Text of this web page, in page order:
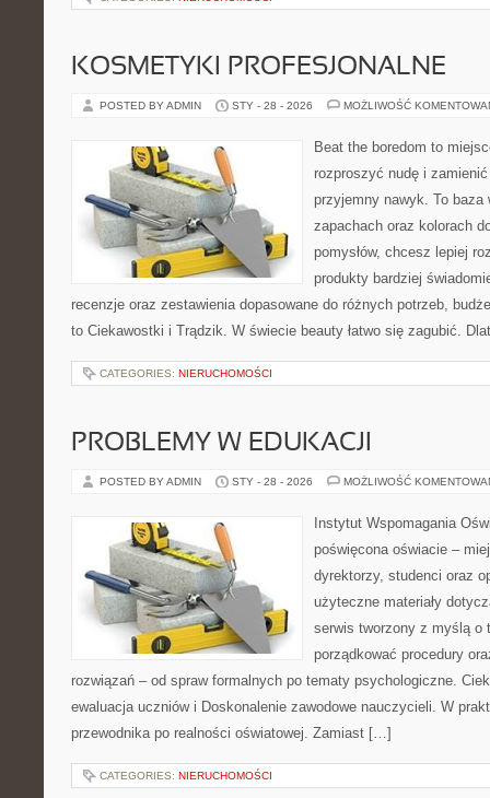
KOSMETYKI PROFESJONALNE
POSTED BY ADMIN STY - 28 - 2026 MOŻLIWOŚĆ
Beat the boredom to
rozproszyć nudę i
przyjemny nawyk. To baza
zapachach oraz kolorach
pomysłów, chcesz lepiej
produkty bardziej
recenzje oraz zestawienia dopasowane do różnych potrzeb,
to Ciekawostki i Trądzik. W świecie beauty łatwo się zagubić.
CATEGORIES: NIERUCHOMOŚCI
PROBLEMY W EDUKACJI
POSTED BY ADMIN STY - 28 - 2026 MOŻLIWOŚĆ
Instytut Wspomagania
poświęcona oświacie –
dyrektorzy, studenci oraz
użyteczne materiały
serwis tworzony z myślą o
porządkować procedury
rozwiązań – od spraw formalnych po tematy psychologiczne.
ewaluacja uczniów i Doskonalenie zawodowe nauczycieli. W
przewodnika po realności oświatowej. Zamiast […]
CATEGORIES: NIERUCHOMOŚCI